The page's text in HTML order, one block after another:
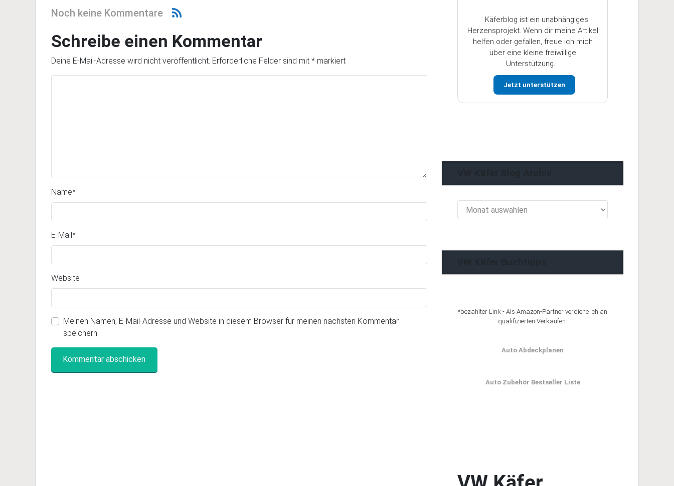
Noch keine Kommentare
Schreibe einen Kommentar
Deine E-Mail-Adresse wird nicht veröffentlicht. Erforderliche Felder sind mit * markiert
Name*
E-Mail *
Website
Meinen Namen, E-Mail-Adresse und Website in diesem Browser für meinen nächsten Kommentar
speichern.
Käferblog ist ein unabhängiges
Herzensprojekt. Wenn dir meine Artikel
helfen oder gefallen, freue ich mich
über eine kleine freiwillige
Unterstützung.
Jetzt unterstützen
Käfer
*bezahlter Link - Als Amazon-Partner verdiene ich an
qualifizierten Verkäufen.
Auto Abdeckplanen
Auto Zubehör Bestseller Liste